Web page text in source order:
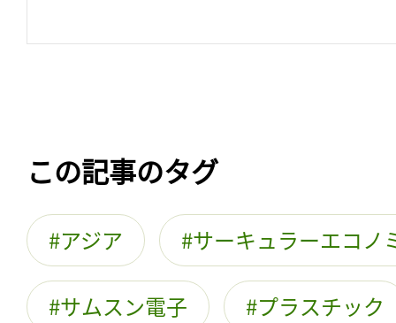
この記事のタグ
アジア サーキュラーエコノ
サムスン電子 プラスチック